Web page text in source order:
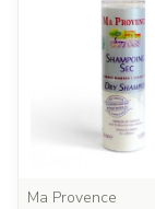
Ma Provence